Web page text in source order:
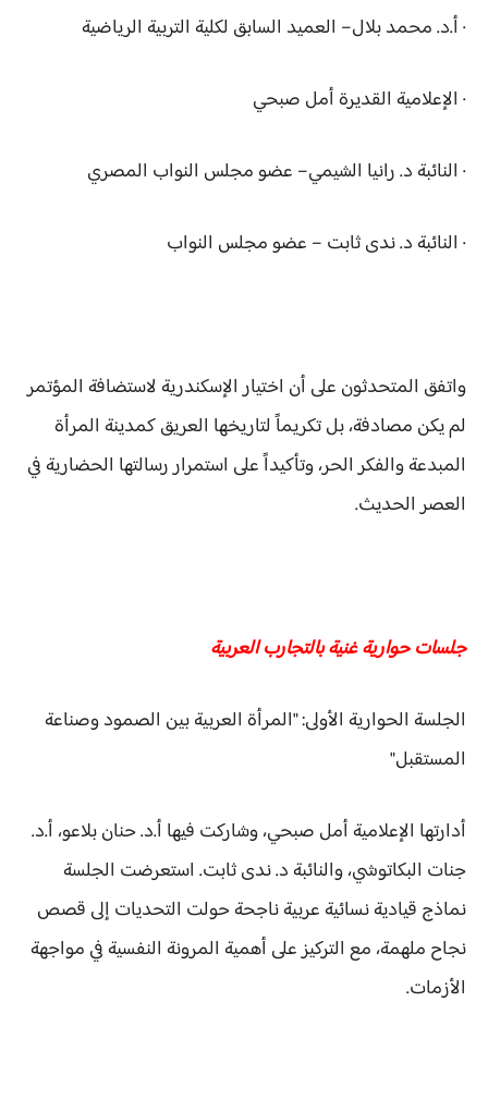
· أ.د. محمد بلال– العميد السابق لكلية التربية الرياضية
· الإعلامية القديرة أمل صبحي
· النائبة د. رانيا الشيمي– عضو مجلس النواب المصري
· النائبة د. ندى ثابت – عضو مجلس النواب
واتفق المتحدثون على أن اختيار الإسكندرية لاستضافة المؤتمر
لم يكن مصادفة، بل تكريماً لتاريخها العريق كمدينة المرأة
المبدعة والفكر الحر، وتأكيداً على استمرار رسالتها الحضارية في
العصر الحديث.
جلسات حوارية غنية بالتجارب العربية
الجلسة الحوارية الأولى: "المرأة العربية بين الصمود وصناعة
المستقبل"
أدارتها الإعلامية أمل صبحي، وشاركت فيها أ.د. حنان بلاعو، أ.د.
جنات البكاتوشي، والنائبة د. ندى ثابت. استعرضت الجلسة
نماذج قيادية نسائية عربية ناجحة حولت التحديات إلى قصص
نجاح ملهمة، مع التركيز على أهمية المرونة النفسية في مواجهة
الأزمات.